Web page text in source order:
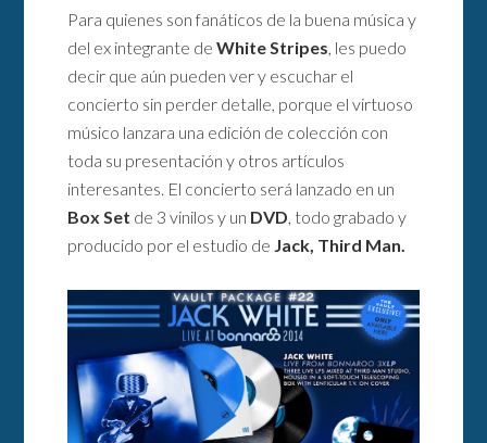
Para quienes son fanáticos de la buena música y
del ex integrante deWhite Stripes , les puedo
decir que aún pueden ver y escuchar el
concierto sin perder detalle, porque el virtuoso
músico lanzara una edición de colección con
toda su presentación y otros artículos
interesantes. El concierto será lanzado en un
Box Set de 3 vinilos y un DVD , todo grabado y
producido por el estudio de Jack, Third Man.